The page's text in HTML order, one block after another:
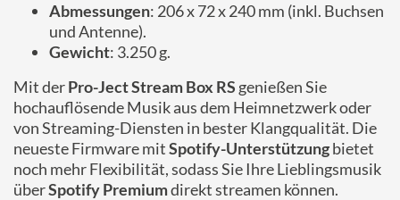
Abmessungen: 206 x 72 x 240 mm (inkl. Buchsen
und Antenne).
Gewicht: 3.250 g.
Mit derPro-Ject Stream Box RS genießen Sie
hochauflösende Musik aus dem Heimnetzwerk oder
von Streaming-Diensten in bester Klangqualität. Die
neueste Firmware mitSpotify-Unterstützungbietet
noch mehr Flexibilität, sodass Sie Ihre Lieblingsmusik
überSpotify Premiumdirekt streamen können.